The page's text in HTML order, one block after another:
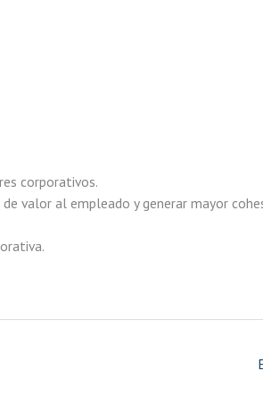
corporativos.
valor al empleado y generar mayor